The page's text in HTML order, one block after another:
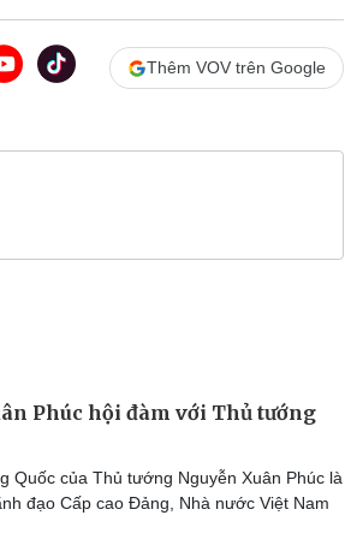
Thêm VOV trên Google
Phúc hội đàm với Thủ tướng
Quốc của Thủ tướng Nguyễn Xuân Phúc là
đạo Cấp cao Đảng, Nhà nước Việt Nam